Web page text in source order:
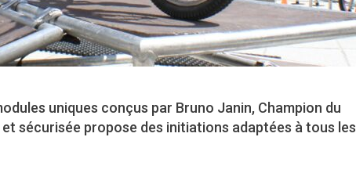
uniques conçus par Bruno Janin, Champion du
sécurisée propose des initiations adaptées à tous les